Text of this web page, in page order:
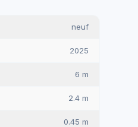
neuf
2025
6 m
2.4 m
0.45 m